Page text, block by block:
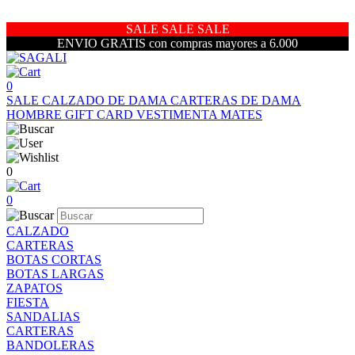
SALE SALE SALE
ENVIO GRATIS con compras mayores a 6.000
0
SALE CALZADO DE DAMA CARTERAS DE DAMA
HOMBRE GIFT CARD VESTIMENTA MATES
0
0
CALZADO
CARTERAS
BOTAS CORTAS
BOTAS LARGAS
ZAPATOS
FIESTA
SANDALIAS
CARTERAS
BANDOLERAS